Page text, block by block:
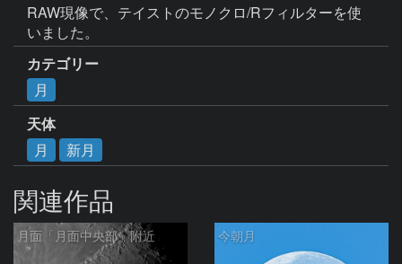
RAW現像で、テイストのモノクロ/Rフィルターを使
いました。
カテゴリー
月
天体
月
新月
関連作品
月面「月面中央部」附近 今朝月